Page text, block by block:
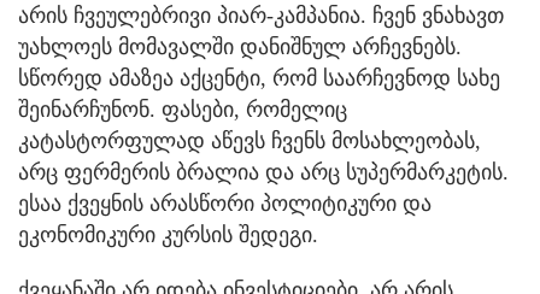
არის ჩვეულებრივი პიარ-კამპანია. ჩვენ ვნახავთ
უახლოეს მომავალში დანიშნულ არჩევნებს.
სწორედ ამაზეა აქცენტი, რომ საარჩევნოდ სახე
შეინარჩუნონ. ფასები, რომელიც
კატასტორფულად აწევს ჩვენს მოსახლეობას,
არც ფერმერის ბრალია და არც სუპერმარკეტის.
ესაა ქვეყნის არასწორი პოლიტიკური და
ეკონომიკური კურსის შედეგი.